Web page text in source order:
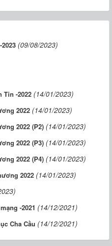
(09/08/2023)
Tin -2022 (14/01/2023)
2022 (14/01/2023)
2022 (P2) (14/01/2023)
2022 (P3) (14/01/2023)
2022 (P4) (14/01/2023)
2022 (14/01/2023)
-2021 (14/12/2021)
Cha Cầu (14/12/2021)